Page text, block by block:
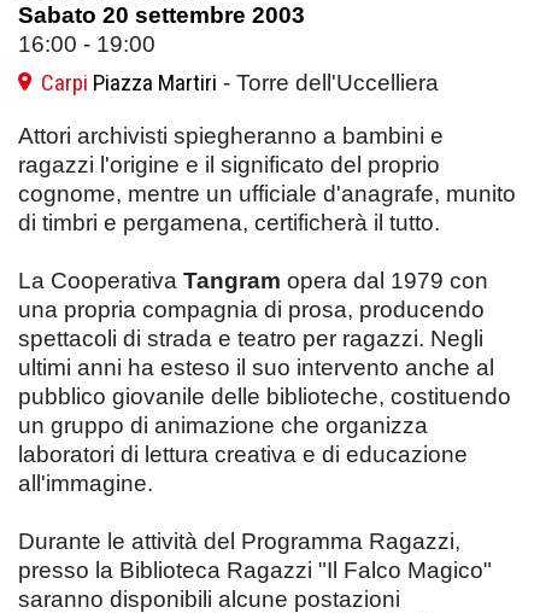
Sabato 20 settembre 2003
16:00 - 19:00
Carpi Piazza Martiri - Torre dell'Uccelliera
Attori archivisti spiegheranno a bambini e
ragazzi l'origine e il significato del proprio
cognome, mentre un ufficiale d'anagrafe, munito
di timbri e pergamena, certificherà il tutto.
La Cooperativa Tangram opera dal 1979 con
una propria compagnia di prosa, producendo
spettacoli di strada e teatro per ragazzi. Negli
ultimi anni ha esteso il suo intervento anche al
pubblico giovanile delle biblioteche, costituendo
un gruppo di animazione che organizza
laboratori di lettura creativa e di educazione
all'immagine.
Durante le attività del Programma Ragazzi,
presso la Biblioteca Ragazzi "Il Falco Magico"
saranno disponibili alcune postazioni